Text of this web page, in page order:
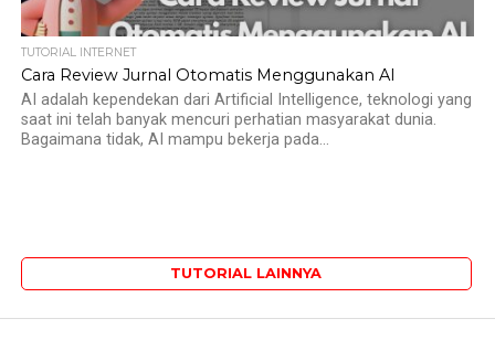
TUTORIAL INTERNET
Cara Review Jurnal Otomatis Menggunakan AI
AI adalah kependekan dari Artificial Intelligence, teknologi yang
saat ini telah banyak mencuri perhatian masyarakat dunia.
Bagaimana tidak, AI mampu bekerja pada...
TUTORIAL LAINNYA